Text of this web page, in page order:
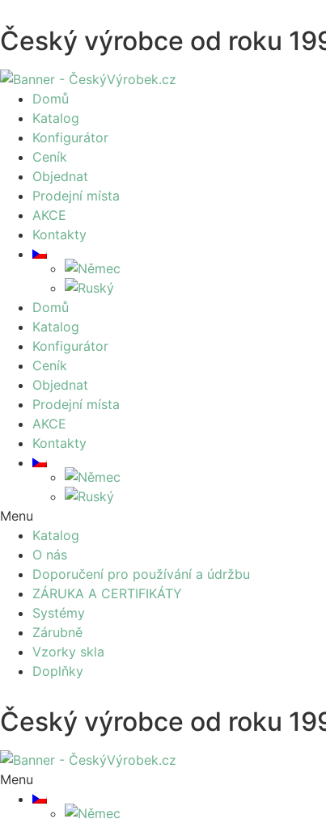
Český výrobce od roku
Domů
Katalog
Konfigurátor
Ceník
Objednat
Prodejní místa
AKCE
Kontakty
Domů
Katalog
Konfigurátor
Ceník
Objednat
Prodejní místa
AKCE
Kontakty
Menu
Katalog
O nás
Doporučení pro používání a údržbu
ZÁRUKA A CERTIFIKÁTY
Systémy
Zárubně
Vzorky skla
Doplňky
Český výrobce od roku
Menu